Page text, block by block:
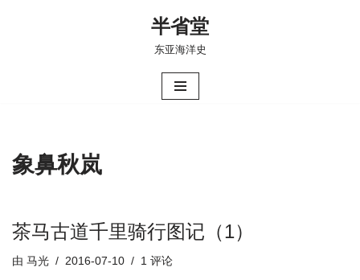
半省堂
东亚海洋史
象鼻秋岚
茶马古道千里骑行图记（1）
由 马光 2016-07-10 1 评论